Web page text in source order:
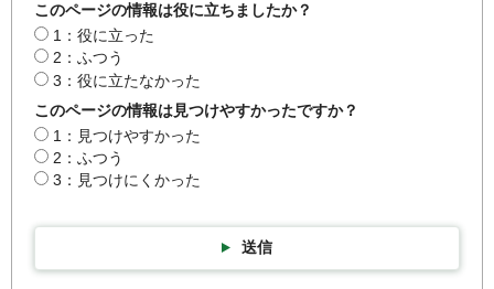
このページの情報は役に立ちましたか？
1：役に立った
2：ふつう
3：役に立たなかった
このページの情報は見つけやすかったですか？
1：見つけやすかった
2：ふつう
3：見つけにくかった
送信